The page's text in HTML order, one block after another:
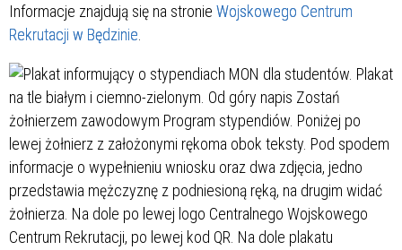
Informacje znajdują się na stronie Wojskowego Centrum
Rekrutacji w Będzinie